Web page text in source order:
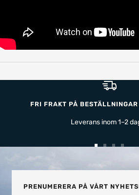
FRI FRAKT PÅ
Leverans inom 1–2
1
2 3 4
PRENUMERERA PÅ VÅRT